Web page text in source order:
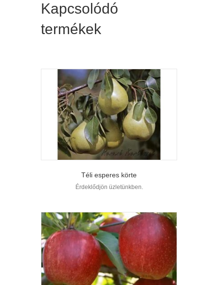
Kapcsolódó
termékek
Téli esperes körte
Érdeklődjön üzletünkben.